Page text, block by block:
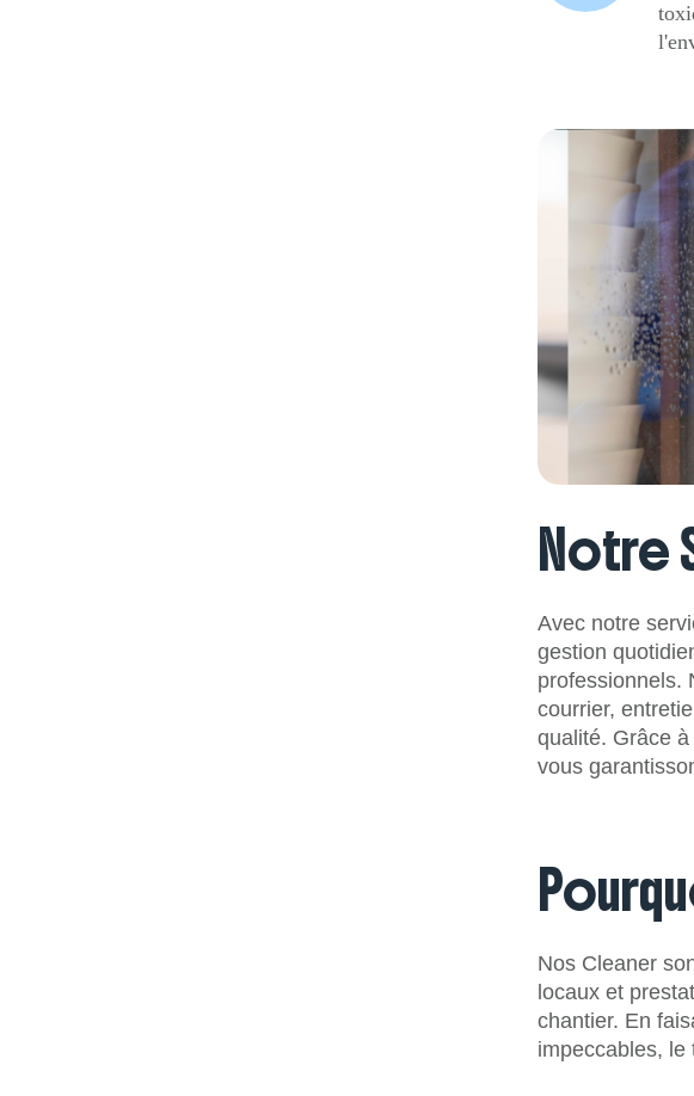
Notre
Avec notre
gestion
professionnels.
courrier,
qualité. Grâce
vous
Nos Cleaner
locaux et
chantier. En
impeccables, le